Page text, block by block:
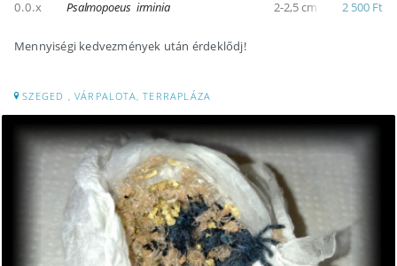
0.0.x
Psalmopoeus irminia 2-2,5 cm 2 500 Ft
Mennyiségi kedvezmények után érdeklődj!
SZEGED , VÁRPALOTA, TERRAPLÁZA